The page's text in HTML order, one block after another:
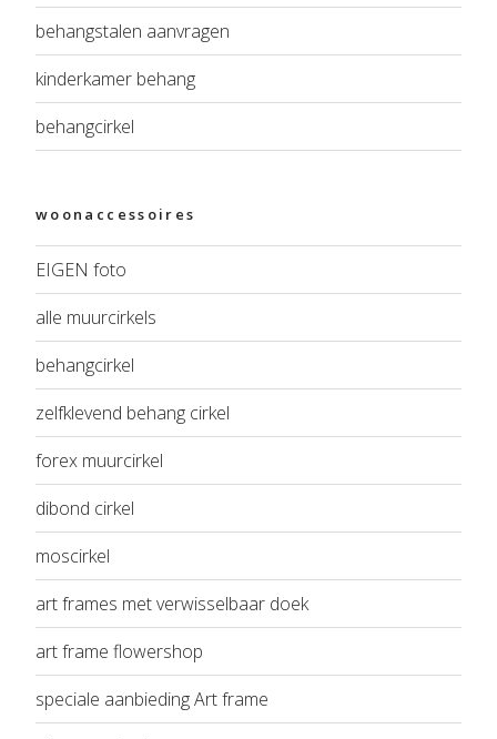
behangstalen aanvragen
kinderkamer behang
behangcirkel
woonaccessoires
EIGEN foto
alle muurcirkels
behangcirkel
zelfklevend behang cirkel
forex muurcirkel
dibond cirkel
moscirkel
art frames met verwisselbaar doek
art frame flowershop
speciale aanbieding Art frame